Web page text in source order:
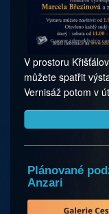
V prostoru
můžete spatřit
Vernisáž potom v
Plánované
Anzari